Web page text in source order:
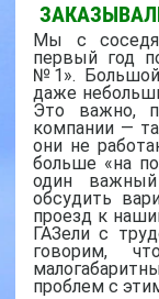
Мы с
первый год
№1».
даже
Это важно,
компании —
они не
больше «на
один
обсудить
проезд к
ГАЗели с
говорим,
проблем с